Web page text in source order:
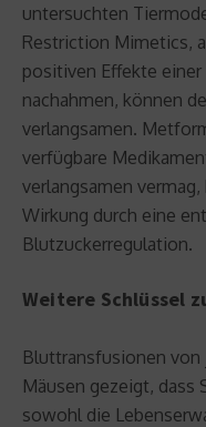
untersuchten
Restriction Mimetics,
positiven Effekte
nachahmen, können
verlangsamen.
verfügbare
verlangsamen
Wirkung durch eine
Blutzuckerregulation.
Weitere Schlüssel
Bluttransfusionen von
Mäusen gezeigt, dass
sowohl die